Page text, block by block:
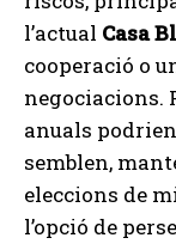
l’actual Casa
cooperació o
negociacions.
anuals
semblen,
eleccions de
l’opció de